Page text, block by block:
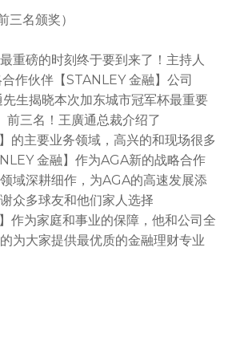
三名颁奖）
重磅的时刻终于要到来了！主持人
作伙伴 【STANLEY 金融】公司
生揭晓本次加东城市冠军杯最重要
前三名！王廣通总裁介绍了
的主要业务领域，高兴的和现场很多
金融】作为AGA新的战略合作
域深耕细作，为AGA的高速发展添
众多球友和他们家人选择
作为家庭和事业的保障，他和公司全
为大家提供最优质的金融理财专业